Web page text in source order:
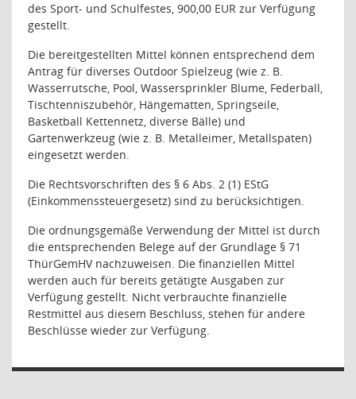
des Sport- und Schulfestes, 900,00 EUR zur Verfügung
gestellt.
Die bereitgestellten Mittel können entsprechend dem
Antrag für diverses Outdoor Spielzeug (wie z. B.
Wasserrutsche, Pool, Wassersprinkler Blume, Federball,
Tischtenniszubehör, Hängematten, Springseile,
Basketball Kettennetz, diverse Bälle) und
Gartenwerkzeug (wie z. B. Metalleimer, Metallspaten)
eingesetzt werden.
Die Rechtsvorschriften des § 6 Abs. 2 (1) EStG
(Einkommenssteuergesetz) sind zu berücksichtigen.
Die ordnungsgemäße Verwendung der Mittel ist durch
die entsprechenden Belege auf der Grundlage § 71
ThürGemHV nachzuweisen. Die finanziellen Mittel
werden auch für bereits getätigte Ausgaben zur
Verfügung gestellt. Nicht verbrauchte finanzielle
Restmittel aus diesem Beschluss, stehen für andere
Beschlüsse wieder zur Verfügung.